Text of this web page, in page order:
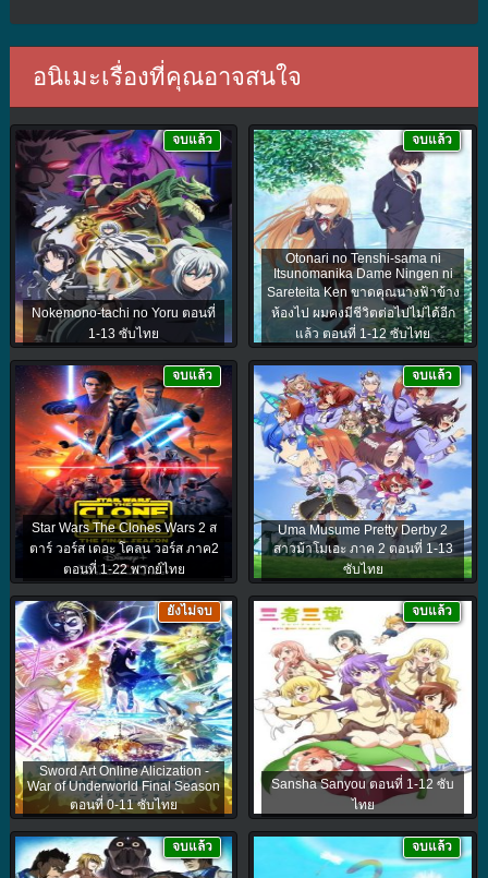
อนิเมะเรื่องที่คุณอาจสนใจ
Nokemono-tachi no Yoru ตอนที่
1-13 ซับไทย
จบแล้ว
Otonari no Tenshi-sama ni
Itsunomanika Dame Ningen ni
Sareteita Ken ขาดคุณนางฟ้าข้าง
ห้องไป ผมคงมีชีวิตต่อไปไม่ได้อีก
แล้ว ตอนที่ 1-12 ซับไทย
จบแล้ว
Star Wars The Clones Wars 2 ส
ตาร์ วอร์ส เดอะ โคลน วอร์ส ภาค2
ตอนที่ 1-22 พากย์ไทย
จบแล้ว
Uma Musume Pretty Derby 2
สาวม้าโมเอะ ภาค 2 ตอนที่ 1-13
ซับไทย
จบแล้ว
Sword Art Online Alicization -
War of Underworld Final Season
ตอนที่ 0-11 ซับไทย
ยังไม่จบ
Sansha Sanyou ตอนที่ 1-12 ซับ
ไทย
จบแล้ว
จบแล้ว จบแล้ว